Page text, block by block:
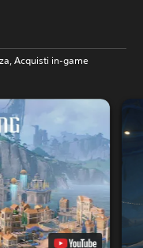
Acquisti in-game